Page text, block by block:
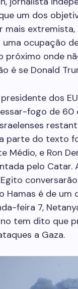
um dos
mais
ocupação
próximo onde
é se Donald
dos
fogo de 60
parte do texto
Médio, e Ron
pelo Catar.
Hamas­ é de
feira 7,
tem dito que
a Gaza.